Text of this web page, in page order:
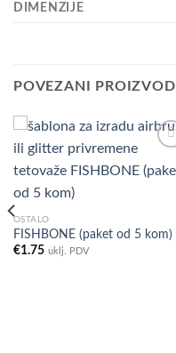
DIMENZIJE
POVEZANI PROIZVODI
OSTALO
FISHBONE (paket od 5 kom)
€1.75 uklj. PDV